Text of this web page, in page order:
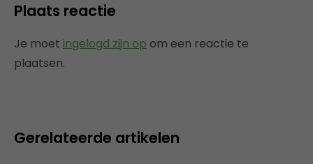
Plaats reactie
Je moet ingelogd zijn op om een reactie te
plaatsen.
Gerelateerde artikelen